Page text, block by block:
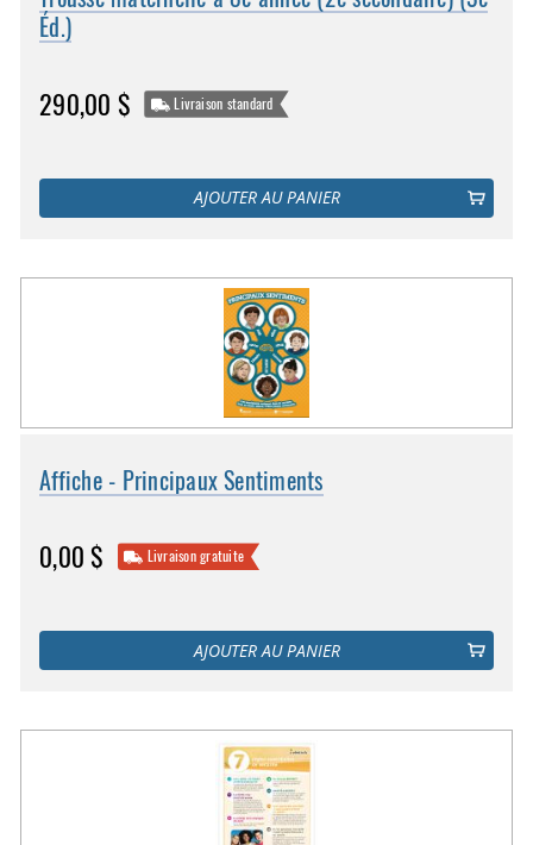
Éd.)
290,00 $ Livraison standard
AJOUTER AU PANIER
Affiche - Principaux Sentiments
0,00 $ Livraison gratuite
AJOUTER AU PANIER